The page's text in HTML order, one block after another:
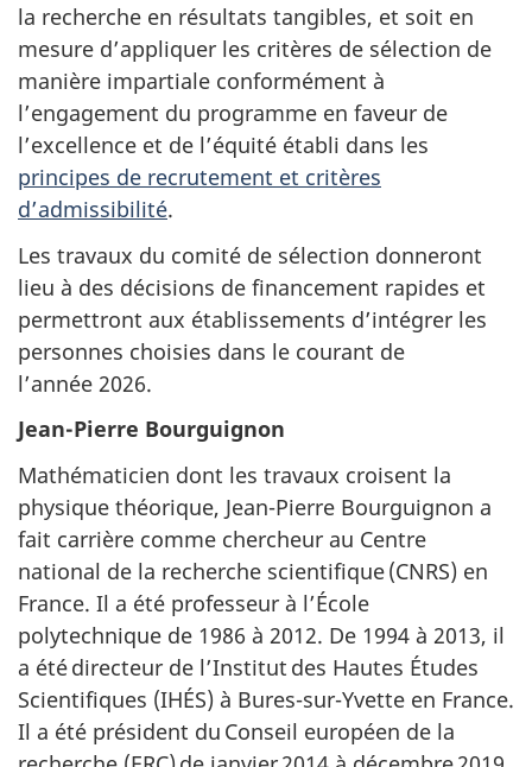
la recherche en résultats tangibles, et soit en
mesure d’appliquer les critères de sélection de
manière impartiale conformément à
l’engagement du programme en faveur de
l’excellence et de l’équité établi dans les
principes de recrutement et critères
d’admissibilité.
Les travaux du comité de sélection donneront
lieu à des décisions de financement rapides et
permettront aux établissements d’intégrer les
personnes choisies dans le courant de
l’année 2026.
Jean-Pierre Bourguignon
Mathématicien dont les travaux croisent la
physique théorique, Jean-Pierre Bourguignon a
fait carrière comme chercheur au Centre
national de la recherche scientifique (CNRS) en
France. Il a été professeur à l’École
polytechnique de 1986 à 2012. De 1994 à 2013, il
a été directeur de l’Institut des Hautes Études
Scientifiques (IHÉS) à Bures-sur-Yvette en France.
Il a été président du Conseil européen de la